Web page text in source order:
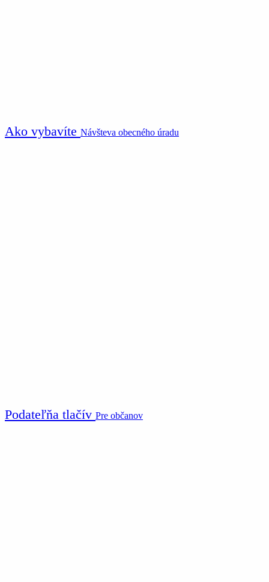
Ako vybavíte Návšteva obecného úradu
Podateľňa tlačív Pre občanov